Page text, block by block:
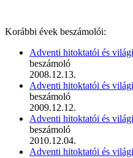
Korábbi évek beszámolói:
Adventi hitoktatói és
beszámoló
2008.12.13.
Adventi hitoktatói és
beszámoló
2009.12.12.
Adventi hitoktatói és
beszámoló
2010.12.04.
Adventi hitoktatói és